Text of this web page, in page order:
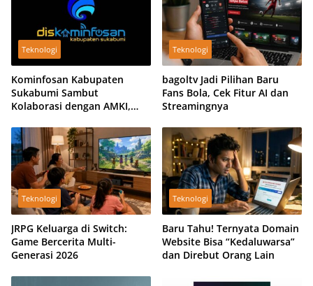
Teknologi
Kominfosan Kabupaten
Sukabumi Sambut
Kolaborasi dengan AMKI,
Bersama
Teknologi
bagoltv Jadi Pilihan Baru
Fans Bola, Cek Fitur AI dan
Streamingnya
Teknologi
JRPG Keluarga di Switch:
Game Bercerita Multi-
Generasi 2026
Teknologi
Baru Tahu! Ternyata Domain
Website Bisa “Kedaluwarsa”
dan Direbut Orang Lain